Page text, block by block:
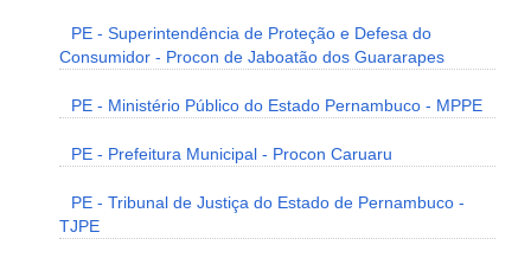
PE - Superintendência de Proteção e Defesa do
Consumidor - Procon de Jaboatão dos Guararapes
PE - Ministério Público do Estado Pernambuco - MPPE
PE - Prefeitura Municipal - Procon Caruaru
PE - Tribunal de Justiça do Estado de Pernambuco -
TJPE